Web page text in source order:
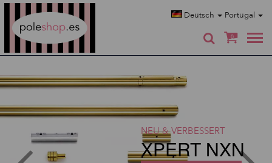
Deutsch Portugal
0
NEU & VERBESSERT
XPERT NXN